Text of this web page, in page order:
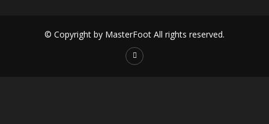
© Copyright by MasterFoot All rights reserved.